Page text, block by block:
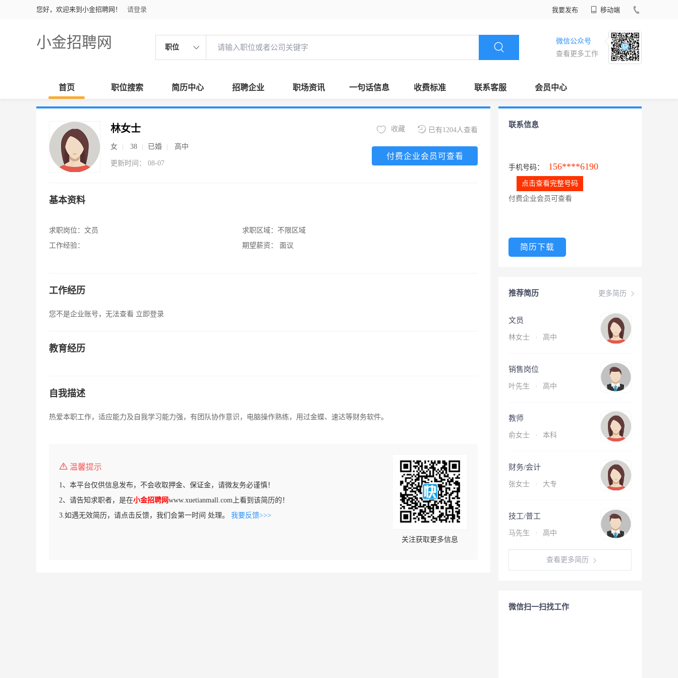
您好，欢迎来到小金招聘网！ 请登录 我要发布 移动端
小金招聘网 职位
微信公众号
查看更多工作
首页 职位搜索 简历中心 招聘企业 职场资讯 一句话信息 收费标准 联系客服 会员中心
林女士
女 38 已婚 高中
更新时间： 08-07
已有1204人查看
收藏
付费企业会员可查看
基本资料
求职岗位： 文员
工作经验：
求职区域： 不限区域
期望薪资：
面议
工作经历
您不是企业账号，无法查看 立即登录
教育经历
自我描述
热爱本职工作，适应能力及自我学习能力强，有团队协作意识，电脑操作熟练，用过金蝶、速达等财务软件。
温馨提示
1、本平台仅供信息发布，不会收取押金、保证金，请微友务必谨慎！
2、请告知求职者，是在小金招聘网www.xuetianmall.com上看到该简历的！
3.如遇无效简历，请点击反馈，我们会第一时间 处理。 我要反馈>>>
关注获取更多信息
联系信息
手机号码： 156****6190
点击查看完整号码
付费企业会员可查看
简历下载
更多简历
推荐简历
文员
林女士 · 高中
销售岗位
叶先生 · 高中
教师
俞女士 · 本科
财务/会计
张女士 · 大专
技工/普工
马先生 · 高中
查看更多简历
微信扫一扫找工作